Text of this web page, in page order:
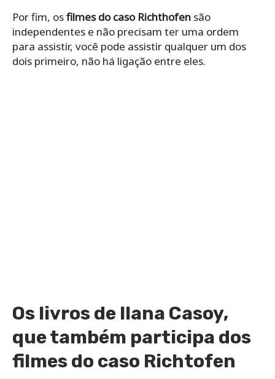
Por fim, osfilmes do caso Richthofen são
independentes e não precisam ter uma ordem
para assistir, você pode assistir qualquer um dos
dois primeiro, não há ligação entre eles.
Os livros de Ilana Casoy,
que também participa dos
filmes do caso Richtofen